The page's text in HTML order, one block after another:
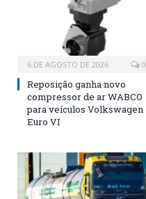
6 DE AGOSTO DE 2026 0
Reposição ganha novo
compressor de ar WABCO
para veículos Volkswagen
Euro VI